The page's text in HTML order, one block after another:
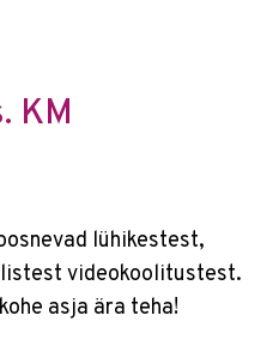
KM
lühikestest,
videokoolitustest.
asja ära teha!